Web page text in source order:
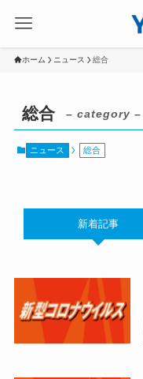
ホーム ニュース 総合
総合 – category –
ニュース 総合
新着記事